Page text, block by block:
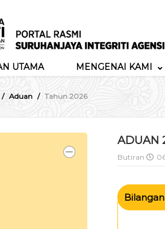
UTAMA MENGENAI KAMI
Aduan Tahun 2026
ADUAN
Butiran